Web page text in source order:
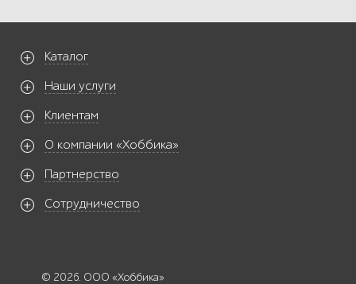
Каталог
Наши услуги
Клиентам
О компании «Хоббика»
Партнерство
Сотрудничество
© 2026. ООО «Хоббика»